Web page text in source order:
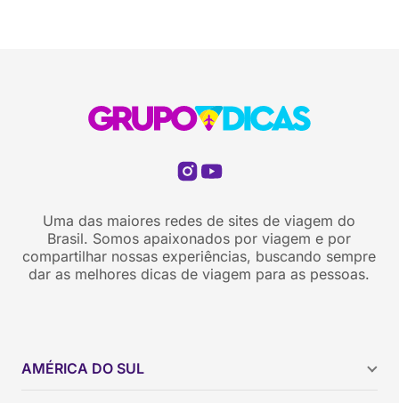
Uma das maiores redes de sites de viagem do
Brasil. Somos apaixonados por viagem e por
compartilhar nossas experiências, buscando sempre
dar as melhores dicas de viagem para as pessoas.
AMÉRICA DO SUL